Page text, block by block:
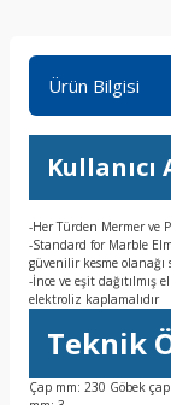
Ürün Bilgisi
-Her Türden Mermer ve
-Standard for Marble
güvenilir kesme olanağı
-İnce ve eşit dağıtılmış
elektroliz kaplamalıdır
Teknik
Çap mm: 230 Göbek